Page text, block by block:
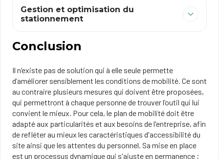
Gestion et optimisation du
stationnement
Conclusion
Il n’existe pas de solution qui à elle seule permette
d’améliorer sensiblement les conditions de mobilité. Ce sont
au contraire plusieurs mesures qui doivent être proposées,
qui permettront à chaque personne de trouver l’outil qui lui
convient le mieux. Pour cela, le plan de mobilité doit être
adapté aux particularités et aux besoins de l'entreprise, afin
de refléter au mieux les caractéristiques d'accessibilité du
site ainsi que les attentes du personnel. Sa mise en place
est un processus dynamique qui s'ajuste en permanence ;